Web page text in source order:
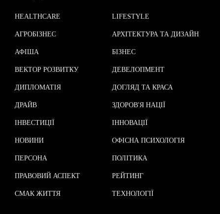
HEALTHCARE LIFESTYLE
АГРОБІЗНЕС АРХІТЕКТУРА ТА ДИЗАЙН
АФІША БІЗНЕС
ВЕКТОР РОЗВИТКУ ДЕВЕЛОПМЕНТ
ДИПЛОМАТІЯ ДОГЛЯД ТА КРАСА
ДРАЙВ ЗДОРОВ'Я НАЦІЇ
ІНВЕСТИЦІЇ ІННОВАЦІЇ
НОВИНИ ОФІСНА ПСИХОЛОГІЯ
ПЕРСОНА ПОЛІТИКА
ПРАВОВИЙ АСПЕКТ РЕЙТИНГ
СМАК ЖИТТЯ ТЕХНОЛОГІЇ